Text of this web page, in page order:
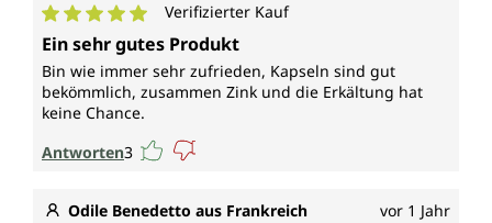
Durchschnittliche Bewertung von 5 von 5 Sternen
Verifizierter Kauf
Ein sehr gutes Produkt
Bin wie immer sehr zufrieden, Kapseln sind gut
bekömmlich, zusammen Zink und die Erkältung hat
keine Chance.
Antworten3
Odile Benedetto aus Frankreich vor 1 Jahr